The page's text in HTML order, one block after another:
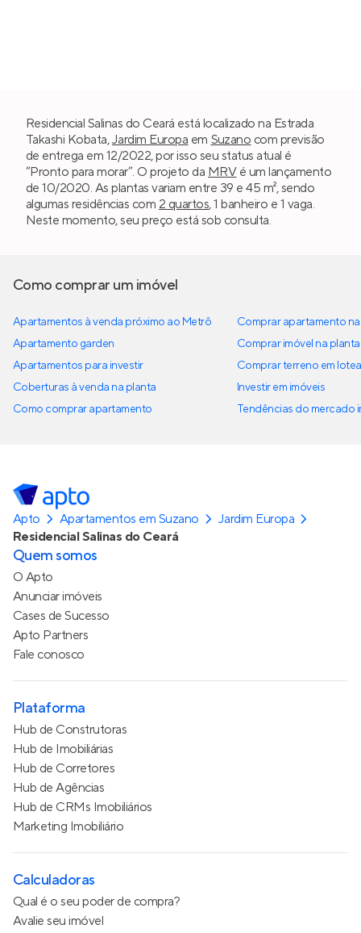
Residencial Salinas do Ceará está localizado na Estrada
Takashi Kobata,Jardim Europa em Suzano com previsão
de entrega em 12/2022, por isso seu status atual é
“Pronto para morar”. O projeto da MRVé um lançamento
de 10/2020. As plantas variam entre 39 e 45 m², sendo
algumas residências com 2 quartos, 1 banheiro e 1 vaga.
Neste momento, seu preço está sob consulta.
Como comprar um imóvel
Apartamentos à venda próximo ao Metrô
Apartamento garden
Apartamentos para investir
Coberturas à venda na planta
Como comprar apartamento
Comprar apartamento
Comprar imóvel na planta
Comprar terreno em
Investir em imóveis
Tendências do mercado
Apto Apartamentos em Suzano
Jardim Europa
Residencial Salinas do Ceará
Quem somos
O Apto
Anunciar imóveis
Cases de Sucesso
Apto Partners
Fale conosco
Plataforma
Hub de Construtoras
Hub de Imobiliárias
Hub de Corretores
Hub de Agências
Hub de CRMs Imobiliários
Marketing Imobiliário
Calculadoras
Qual é o seu poder de compra?
Avalie seu imóvel